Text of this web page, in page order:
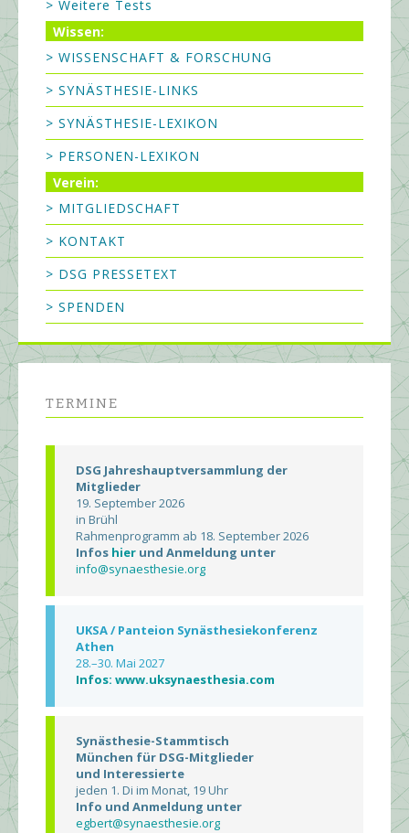
> Weitere Tests
Wissen:
> WISSENSCHAFT & FORSCHUNG
> SYNÄSTHESIE-LINKS
> SYNÄSTHESIE-LEXIKON
> PERSONEN-LEXIKON
Verein:
> MITGLIEDSCHAFT
> KONTAKT
> DSG PRESSETEXT
> SPENDEN
TERMINE
DSG Jahreshauptversammlung der
Mitglieder
19. September 2026
in Brühl
Rahmenprogramm ab 18. September 2026
Infos hier und Anmeldung unter
info@synaesthesie.org
UKSA / Panteion Synästhesiekonferenz
Athen
28.–30. Mai 2027
Infos: www.uksynaesthesia.com
Synästhesie-Stammtisch
München für DSG-Mitglieder
und Interessierte
jeden 1. Di im Monat, 19 Uhr
Info und Anmeldung unter
egbert@synaesthesie.org